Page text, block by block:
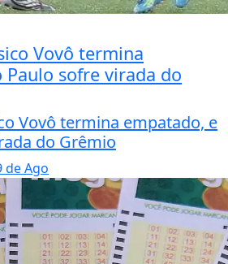
Vovô termina
Paulo sofre virada do
Vovô termina empatado, e
do Grêmio
de Ago